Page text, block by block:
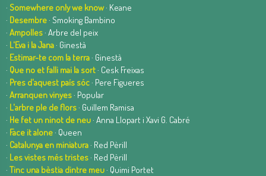
· Somewhere only we know· Keane
· Desembre· Smoking Bambino
· Ampolles· Arbre del peix
· L'Eva i la Jana· Ginestà
· Estimar-te com la terra· Ginestà
· Que no et falli mai la sort· Cesk Freixas
· Pres d'aquest país sóc· Pere Figueres
· Arranquen vinyes· Popular
· L'arbre ple de flors· Guillem Ramisa
· He fet un ninot de neu· Anna Llopart i Xavi G. Cabré
· Face it alone· Queen
· Catalunya en miniatura· Red Pèrill
· Les vistes més tristes· Red Pèrill
· Tinc una bèstia dintre meu· Quimi Portet